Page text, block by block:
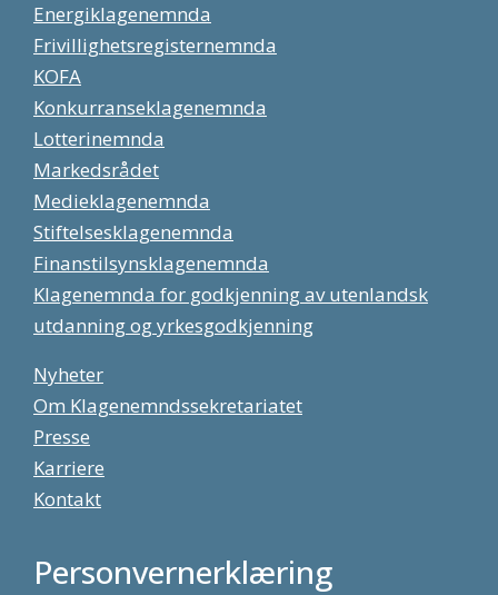
Energiklagenemnda
Frivillighetsregisternemnda
KOFA
Konkurranseklagenemnda
Lotterinemnda
Markedsrådet
Medieklagenemnda
Stiftelsesklagenemnda
Finanstilsynsklagenemnda
Klagenemnda for godkjenning av utenlandsk
utdanning og yrkesgodkjenning
Nyheter
Om Klagenemndssekretariatet
Presse
Karriere
Kontakt
Personvernerklæring